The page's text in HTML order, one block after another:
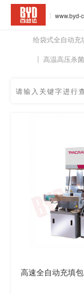
www.byd-
给袋式全自动充
高温高压杀
高速全自动充填